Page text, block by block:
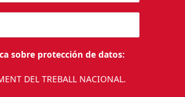
sobre protección de datos:
DEL TREBALL NACIONAL.